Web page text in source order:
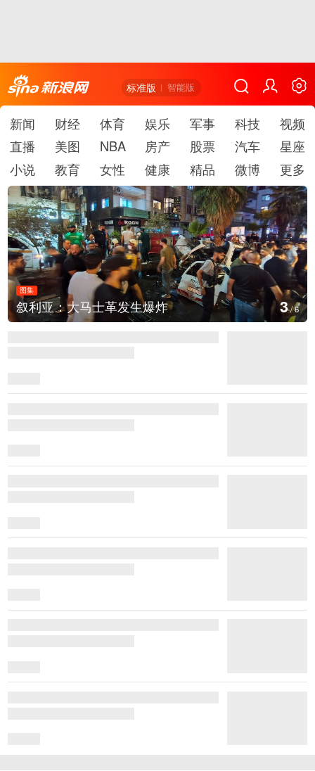
标准版 智能版
新闻 财经 体育 娱乐 军事 科技
视频
直播
美图 NBA 房产 股票 汽车
星座
小说
教育 女性 健康 精品 微博 更多
图集
叙利亚：大马士革发生爆炸 3/6